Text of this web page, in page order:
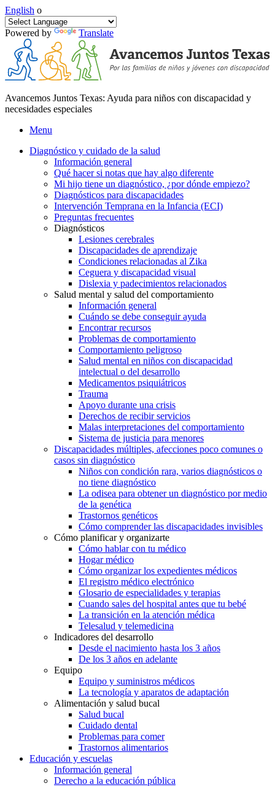
English o
Powered by Translate
Avancemos Juntos Texas: Ayuda para niños con discapacidad y
necesidades especiales
Menu
Diagnóstico y cuidado de la salud
Información general
Qué hacer si notas que hay algo diferente
Mi hijo tiene un diagnóstico, ¿por dónde empiezo?
Diagnósticos para discapacidades
Intervención Temprana en la Infancia (ECI)
Preguntas frecuentes
Diagnósticos
Lesiones cerebrales
Discapacidades de aprendizaje
Condiciones relacionadas al Zika
Ceguera y discapacidad visual
Dislexia y padecimientos relacionados
Salud mental y salud del comportamiento
Información general
Cuándo se debe conseguir ayuda
Encontrar recursos
Problemas de comportamiento
Comportamiento peligroso
Salud mental en niños con discapacidad
intelectual o del desarrollo
Medicamentos psiquiátricos
Trauma
Apoyo durante una crisis
Derechos de recibir servicios
Malas interpretaciones del comportamiento
Sistema de justicia para menores
Discapacidades múltiples, afecciones poco comunes o
casos sin diagnóstico
Niños con condición rara, varios diagnósticos o
no tiene diagnóstico
La odisea para obtener un diagnóstico por medio
de la genética
Trastornos genéticos
Cómo comprender las discapacidades invisibles
Cómo planificar y organizarte
Cómo hablar con tu médico
Hogar médico
Cómo organizar los expedientes médicos
El registro médico electrónico
Glosario de especialidades y terapias
Cuando sales del hospital antes que tu bebé
La transición en la atención médica
Telesalud y telemedicina
Indicadores del desarrollo
Desde el nacimiento hasta los 3 años
De los 3 años en adelante
Equipo
Equipo y suministros médicos
La tecnología y aparatos de adaptación
Alimentación y salud bucal
Salud bucal
Cuidado dental
Problemas para comer
Trastornos alimentarios
Educación y escuelas
Información general
Derecho a la educación pública